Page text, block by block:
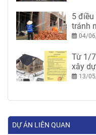
5
tránh
04/
Từ 1/
xây
phép
13/
DỰ ÁN LIÊN QUAN